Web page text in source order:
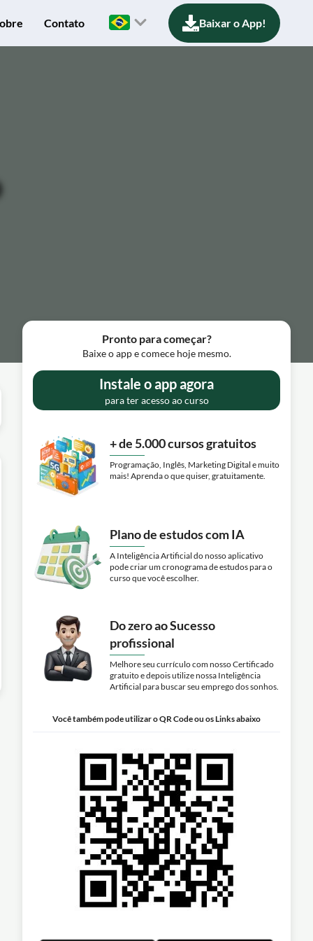
Contato Baixar o App!
Pronto para começar?
Baixe o app e comece hoje mesmo.
Instale o app agora
para ter acesso ao curso
+ de 5.000 cursos gratuitos
Programação, Inglês, Marketing Digital e muito
mais! Aprenda o que quiser, gratuitamente.
Plano de estudos com IA
A Inteligência Artificial do nosso aplicativo
pode criar um cronograma de estudos para o
curso que você escolher.
Do zero ao Sucesso
profissional
Melhore seu currículo com nosso Certificado
gratuito e depois utilize nossa Inteligência
Artificial para buscar seu emprego dos sonhos.
Você também pode utilizar o QR Code ou os Links abaixo